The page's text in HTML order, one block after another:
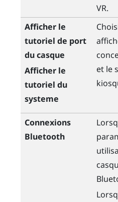
VR.
Afficher le
tutoriel de port
du casque
Afficher le
tutoriel du
systeme
et le
Connexions
Bluetooth